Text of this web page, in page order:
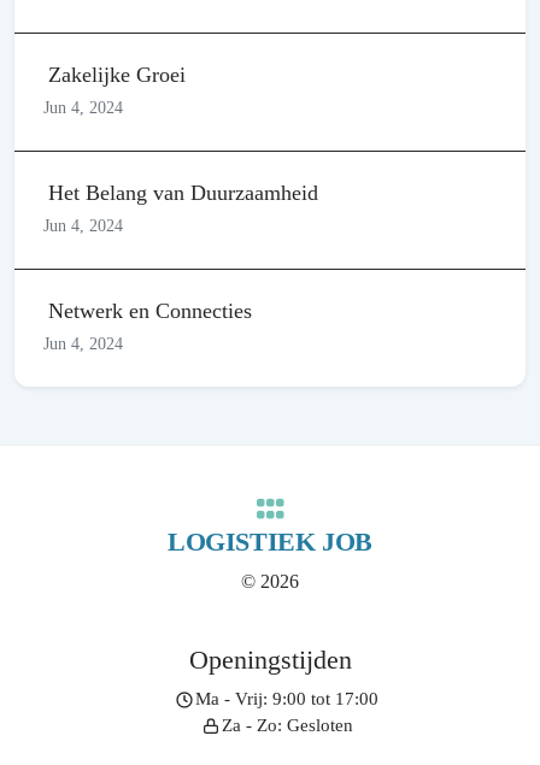
Zakelijke Groei
Jun 4, 2024
Het Belang van Duurzaamheid
Jun 4, 2024
Netwerk en Connecties
Jun 4, 2024
LOGISTIEK JOB
© 2026
Openingstijden
Ma - Vrij: 9:00 tot 17:00
Za - Zo: Gesloten